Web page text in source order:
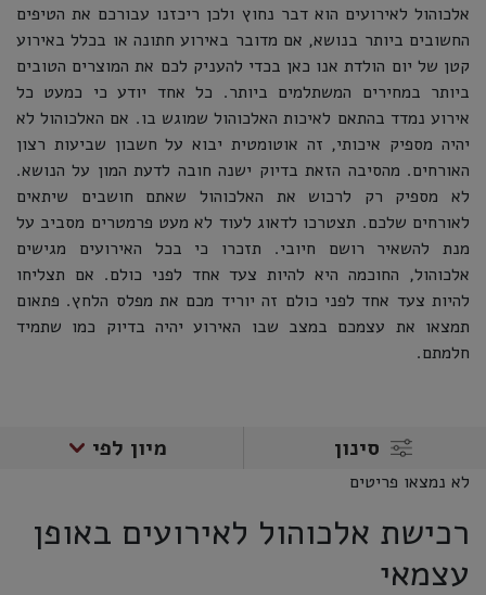
אלכוהול לאירועים הוא דבר נחוץ ולכן ריכזנו עבורכם את הטיפים
החשובים ביותר בנושא, אם מדובר באירוע חתונה או בכלל באירוע
קטן של יום הולדת אנו כאן בכדי להעניק לכם את המוצרים הטובים
ביותר במחירים המשתלמים ביותר. כל אחד יודע כי כמעט כל
אירוע נמדד בהתאם לאיכות האלכוהול שמוגש בו. אם האלכוהול לא
יהיה מספיק איכותי, זה אוטומטית יבוא על חשבון שביעות רצון
האורחים. מהסיבה הזאת בדיוק ישנה חובה לדעת המון על הנושא.
לא מספיק רק לרכוש את האלכוהול שאתם חושבים שיתאים
לאורחים שלכם. תצטרכו לדאוג לעוד לא מעט פרמטרים מסביב על
מנת להשאיר רושם חיובי. תזכרו כי בכל האירועים מגישים
אלכוהול, החוכמה היא להיות צעד אחד לפני כולם. אם תצליחו
להיות צעד אחד לפני כולם זה יוריד מכם את מפלס הלחץ. פתאום
תמצאו את עצמכם במצב שבו האירוע יהיה בדיוק כמו שתמיד
חלמתם.
סינון מיון לפי
לא נמצאו פריטים
רכישת אלכוהול לאירועים באופן
עצמאי